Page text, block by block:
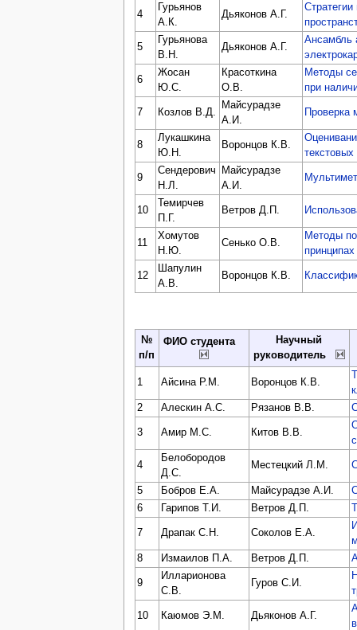
4
Гурьянов
А.К.
Дьяконов А.Г.
5
Гурьянова
В.Н.
Дьяконов А.Г.
Ансамбль
6
Жосан
Ю.С.
Красоткина
О.В.
Методы
при
7 Козлов В.Д.
Майсурадзе
А.И.
8
Лукашкина
Ю.Н.
Воронцов К.В.
9
Сендерович
Н.Л.
Майсурадзе
А.И.
10
Темирчев
П.Г.
Ветров Д.П.
11
Хомутов
Н.Ю.
Сенько О.В.
Методы
12
Шапулин
А.В.
Воронцов К.В.
№
п/п
ФИО студента
Научный
руководитель
1 Айсина Р.М. Воронцов К.В.
2
Алескин А.С. Рязанов В.В.
3 Амир М.С. Китов В.В.
4
Белобородов
Д.С.
Местецкий Л.М.
5 Бобров Е.А. Майсурадзе А.И.
6
Гарипов Т.И. Ветров Д.П.
7 Драпак С.Н. Соколов Е.А.
8
Измаилов П.А. Ветров Д.П.
9
Илларионова
С.В.
Гуров С.И.
10 Каюмов Э.М. Дьяконов А.Г.